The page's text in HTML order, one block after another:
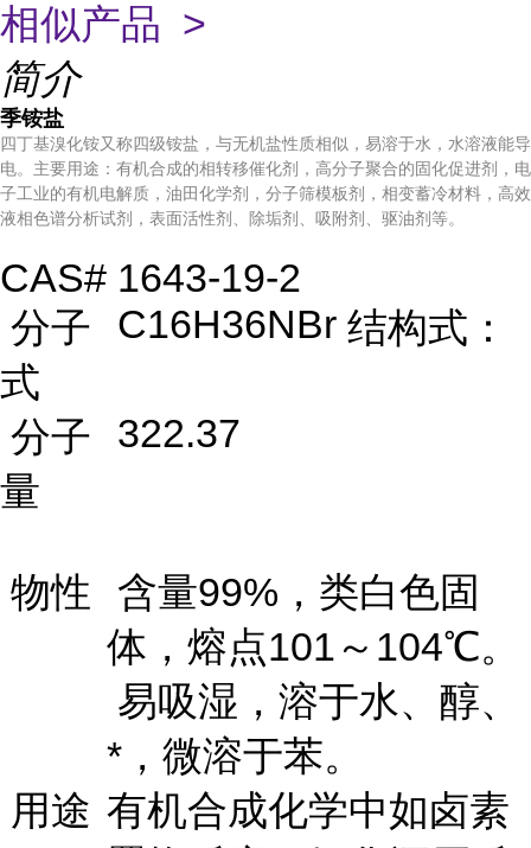
相似产品 >
简介
季铵盐
四丁基溴化铵又称四级铵盐，与无机盐性质相似，易溶于水，水溶液能导
电。主要用途：有机合成的相转移催化剂，高分子聚合的固化促进剂，电
子工业的有机电解质，油田化学剂，分子筛模板剂，相变蓄冷材料，高效
液相色谱分析试剂，表面活性剂、除垢剂、吸附剂、驱油剂等。
CAS# 1643-19-2
分子
式
C16H36NBr 结构式：
分子
量
322.37
物性
含量99%，类白色固
体，熔点101～104℃。
易吸湿，溶于水、醇、
*，微溶于苯。
用途 有机合成化学中如卤素